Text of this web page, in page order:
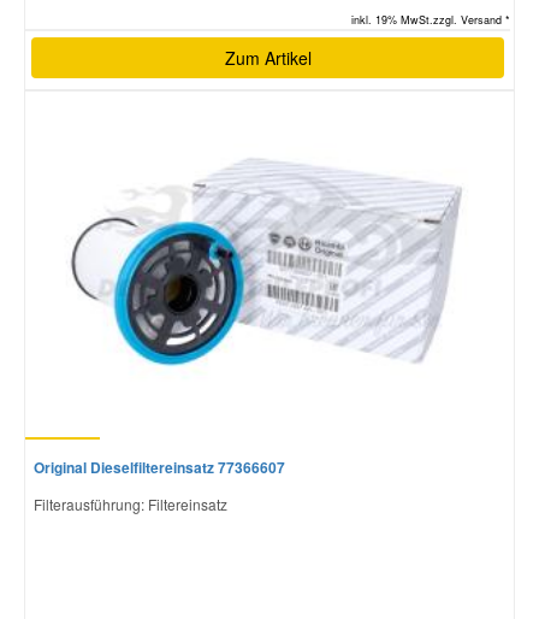
inkl. 19% MwSt.zzgl. Versand *
Zum Artikel
Original Dieselfiltereinsatz 77366607
Filterausführung: Filtereinsatz